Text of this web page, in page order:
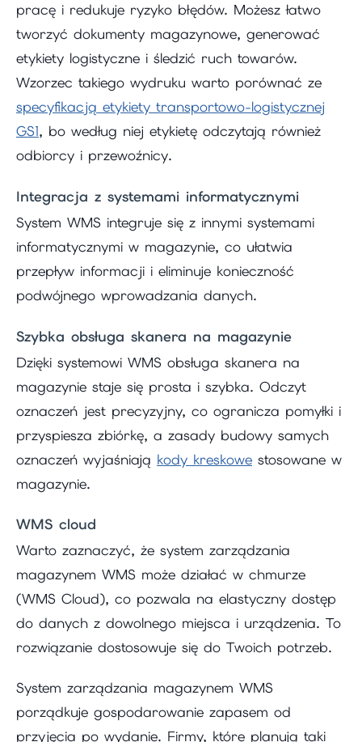
pracę i redukuje ryzyko błędów. Możesz łatwo
tworzyć dokumenty magazynowe, generować
etykiety logistyczne i śledzić ruch towarów.
Wzorzec takiego wydruku warto porównać ze
specyfikacją etykiety transportowo-logistycznej
GS1, bo według niej etykietę odczytają również
odbiorcy i przewoźnicy.
Integracja z systemami informatycznymi
System WMS integruje się z innymi systemami
informatycznymi w magazynie, co ułatwia
przepływ informacji i eliminuje konieczność
podwójnego wprowadzania danych.
Szybka obsługa skanera na magazynie
Dzięki systemowi WMS obsługa skanera na
magazynie staje się prosta i szybka. Odczyt
oznaczeń jest precyzyjny, co ogranicza pomyłki i
przyspiesza zbiórkę, a zasady budowy samych
oznaczeń wyjaśniają kody kreskowe stosowane w
magazynie.
WMS cloud
Warto zaznaczyć, że system zarządzania
magazynem WMS może działać w chmurze
(WMS Cloud), co pozwala na elastyczny dostęp
do danych z dowolnego miejsca i urządzenia. To
rozwiązanie dostosowuje się do Twoich potrzeb.
System zarządzania magazynem WMS
porządkuje gospodarowanie zapasem od
przyjęcia po wydanie. Firmy, które planują taki